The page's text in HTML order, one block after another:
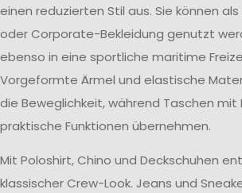
einen reduzierten Stil aus. Sie können
oder Corporate-Bekleidung genutzt
ebenso in eine sportliche maritime
Vorgeformte Ärmel und elastische
die Beweglichkeit, während Taschen mit
praktische Funktionen übernehmen.
Mit Poloshirt, Chino und Deckschuhen
klassischer Crew-Look. Jeans und